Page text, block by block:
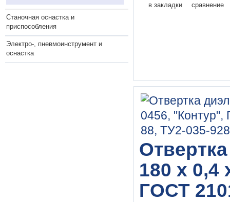
Станочная оснастка и
приспособления
Электро-, пневмоинструмент и
оснастка
в закладки сравнение
180 х 0,4
ГОСТ